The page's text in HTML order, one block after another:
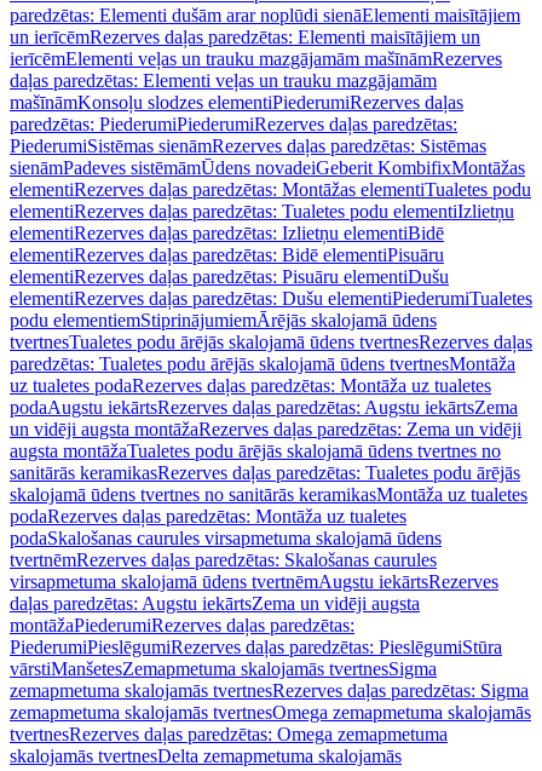
paredzētas: Elementi dušām arar noplūdi sienāElementi maisītājiem
un ierīcēmRezerves daļas paredzētas: Elementi maisītājiem un
ierīcēmElementi veļas un trauku mazgājamām mašīnāmRezerves
daļas paredzētas: Elementi veļas un trauku mazgājamām
mašīnāmKonsoļu slodzes elementiPiederumiRezerves daļas
paredzētas: PiederumiPiederumiRezerves daļas paredzētas:
PiederumiSistēmas sienāmRezerves daļas paredzētas: Sistēmas
sienāmPadeves sistēmāmŪdens novadeiGeberit KombifixMontāžas
elementiRezerves daļas paredzētas: Montāžas elementiTualetes podu
elementiRezerves daļas paredzētas: Tualetes podu elementiIzlietņu
elementiRezerves daļas paredzētas: Izlietņu elementiBidē
elementiRezerves daļas paredzētas: Bidē elementiPisuāru
elementiRezerves daļas paredzētas: Pisuāru elementiDušu
elementiRezerves daļas paredzētas: Dušu elementiPiederumiTualetes
podu elementiemStiprinājumiemĀrējās skalojamā ūdens
tvertnesTualetes podu ārējās skalojamā ūdens tvertnesRezerves daļas
paredzētas: Tualetes podu ārējās skalojamā ūdens tvertnesMontāža
uz tualetes podaRezerves daļas paredzētas: Montāža uz tualetes
podaAugstu iekārtsRezerves daļas paredzētas: Augstu iekārtsZema
un vidēji augsta montāžaRezerves daļas paredzētas: Zema un vidēji
augsta montāžaTualetes podu ārējās skalojamā ūdens tvertnes no
sanitārās keramikasRezerves daļas paredzētas: Tualetes podu ārējās
skalojamā ūdens tvertnes no sanitārās keramikasMontāža uz tualetes
podaRezerves daļas paredzētas: Montāža uz tualetes
podaSkalošanas caurules virsapmetuma skalojamā ūdens
tvertnēmRezerves daļas paredzētas: Skalošanas caurules
virsapmetuma skalojamā ūdens tvertnēmAugstu iekārtsRezerves
daļas paredzētas: Augstu iekārtsZema un vidēji augsta
montāžaPiederumiRezerves daļas paredzētas:
PiederumiPieslēgumiRezerves daļas paredzētas: PieslēgumiStūra
vārstiManšetesZemapmetuma skalojamās tvertnesSigma
zemapmetuma skalojamās tvertnesRezerves daļas paredzētas: Sigma
zemapmetuma skalojamās tvertnesOmega zemapmetuma skalojamās
tvertnesRezerves daļas paredzētas: Omega zemapmetuma
skalojamās tvertnesDelta zemapmetuma skalojamās